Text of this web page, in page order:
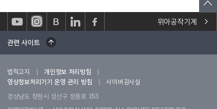
위아공작기계
관련 사이트
법적고지 | 개인정보 처리방침 |
영상정보처리기기 운영 관리 방침 |
사이버감사실
경상남도 창원시 성산구 정동로 153